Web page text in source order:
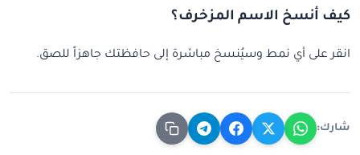
كيف أنسخ الاسم المزخرف؟
انقر على أي نمط وسيُنسخ مباشرة إلى حافظتك جاهزاً للصق.
شارك: